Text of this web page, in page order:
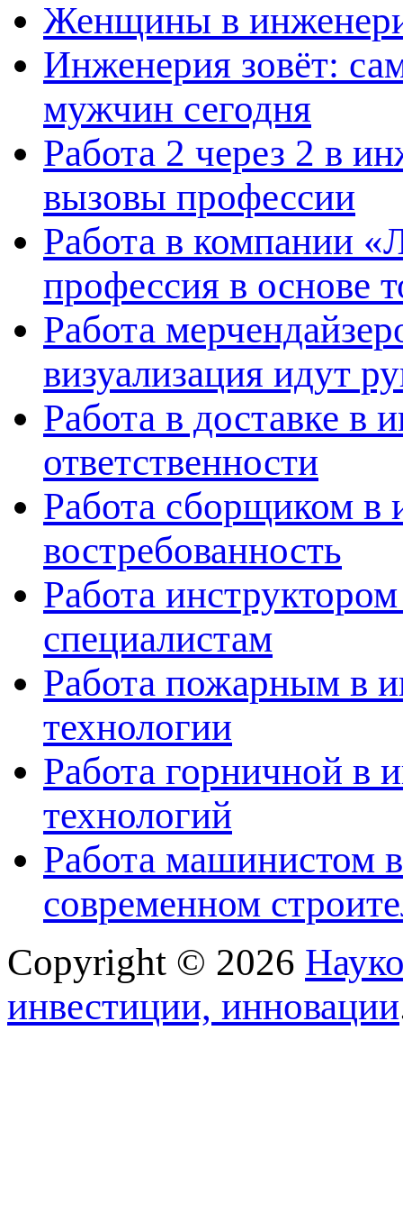
Женщины в
Инженерия зовёт:
мужчин сегодня
Работа 2 через 2 в
вызовы профессии
Работа в компании
профессия в основе
Работа
визуализация идут
Работа в доставке в
ответственности
Работа сборщиком в
востребованность
Работа
специалистам
Работа пожарным в
технологии
Работа горничной в
технологий
Работа машинистом
современном
Copyright © 2026
инвестиции, инновации